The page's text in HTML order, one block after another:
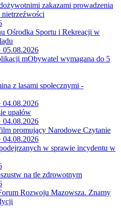
zakazami prowadzenia
Ośrodka Sportu i Rekreacji w
05.08.2026
mObywatel wymagana do 5
z lasami społecznymi -
04.08.2026
upałów
04.08.2026
promujący Narodowe Czytanie
04.08.2026
w sprawie incydentu w
na tle zdrowotnym
Rozwoju Mazowsza. Znamy